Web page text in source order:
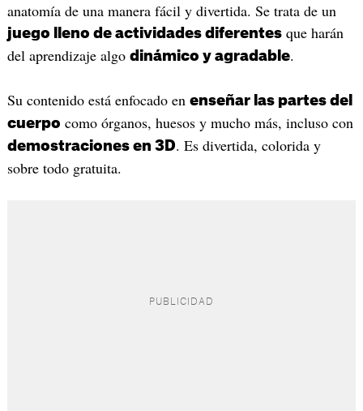
anatomía de una manera fácil y divertida. Se trata de un
juego lleno de actividades diferentesque harán
del aprendizaje algo dinámico y agradable.
Su contenido está enfocado en enseñar las partes del
cuerpo como órganos, huesos y mucho más, incluso con
demostraciones en 3D. Es divertida, colorida y
sobre todo gratuita.